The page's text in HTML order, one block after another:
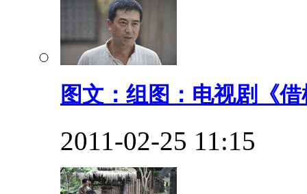
图文：组图：电视剧《
2011-02-25 11:15